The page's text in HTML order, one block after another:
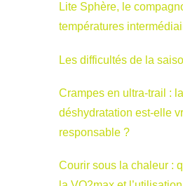
Lite Sphère, le
températures
Les difficultés de la
Crampes en ultra-trail : la
déshydratation est-elle
responsable ?
Courir sous la chaleur :